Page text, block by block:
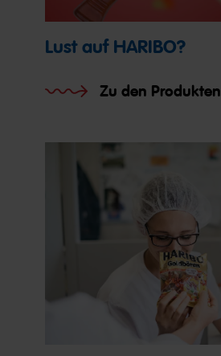
Lust auf HARIBO?
Zu den Produkten